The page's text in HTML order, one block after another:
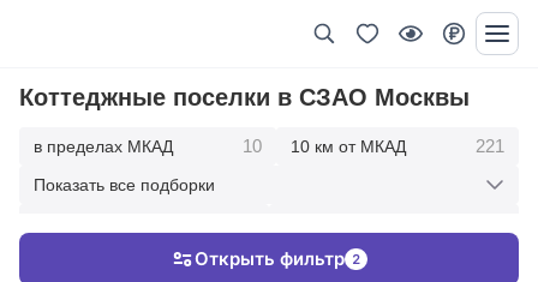
Коттеджные поселки в СЗАО Москвы
в пределах МКАД 10 10 км от МКАД 221
Показать все подборки
Открыть фильтр 2